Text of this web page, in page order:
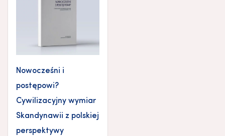
Nowocześni i
postępowi?
Cywilizacyjny wymiar
Skandynawii z polskiej
perspektywy